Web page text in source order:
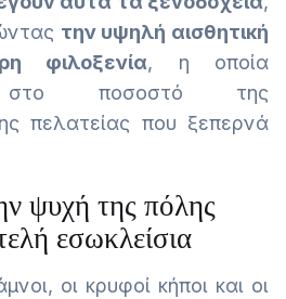
την υψηλή αισθητική
φιλοξενία, η οποία
στο ποσοστό της
πελατείας που ξεπερνά
ψυχή της πόλης
εσωκλείσια
οι κρυφοί κήποι και οι